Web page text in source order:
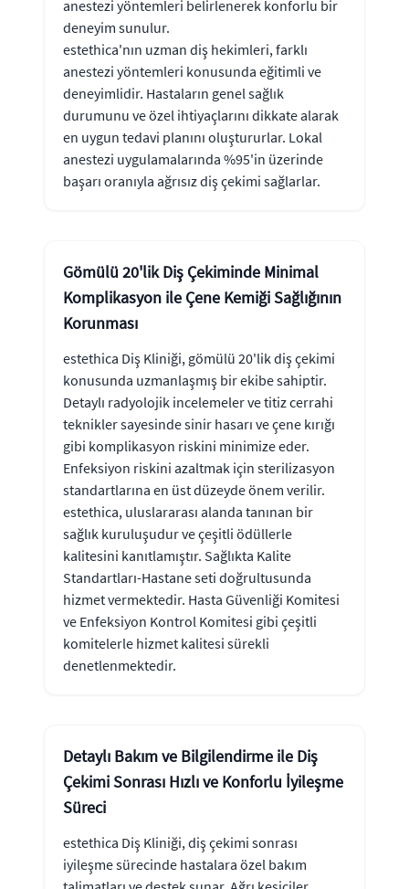
anestezi yöntemleri belirlenerek konforlu bir
deneyim sunulur.
estethica'nın uzman diş hekimleri, farklı
anestezi yöntemleri konusunda eğitimli ve
deneyimlidir. Hastaların genel sağlık
durumunu ve özel ihtiyaçlarını dikkate alarak
en uygun tedavi planını oluştururlar. Lokal
anestezi uygulamalarında %95'in üzerinde
başarı oranıyla ağrısız diş çekimi sağlarlar.
Gömülü 20'lik Diş Çekiminde Minimal
Komplikasyon ile Çene Kemiği Sağlığının
Korunması
estethica Diş Kliniği, gömülü 20'lik diş çekimi
konusunda uzmanlaşmış bir ekibe sahiptir.
Detaylı radyolojik incelemeler ve titiz cerrahi
teknikler sayesinde sinir hasarı ve çene kırığı
gibi komplikasyon riskini minimize eder.
Enfeksiyon riskini azaltmak için sterilizasyon
standartlarına en üst düzeyde önem verilir.
estethica, uluslararası alanda tanınan bir
sağlık kuruluşudur ve çeşitli ödüllerle
kalitesini kanıtlamıştır. Sağlıkta Kalite
Standartları-Hastane seti doğrultusunda
hizmet vermektedir. Hasta Güvenliği Komitesi
ve Enfeksiyon Kontrol Komitesi gibi çeşitli
komitelerle hizmet kalitesi sürekli
denetlenmektedir.
Detaylı Bakım ve Bilgilendirme ile Diş
Çekimi Sonrası Hızlı ve Konforlu İyileşme
Süreci
estethica Diş Kliniği, diş çekimi sonrası
iyileşme sürecinde hastalara özel bakım